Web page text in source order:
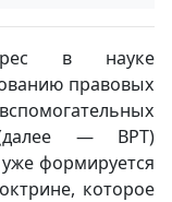
в науке
правовых
(далее — ВРТ)
формируется
которое